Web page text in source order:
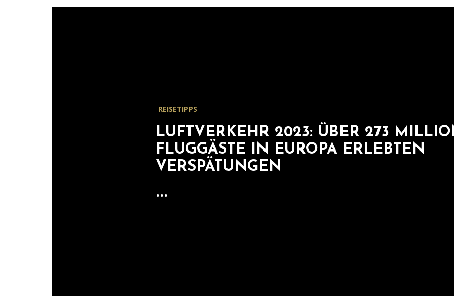
REISETIPPS
LUFTVERKEHR 2023: ÜBER 273
FLUGGÄSTE IN EUROPA ERLEBTEN
VERSPÄTUNGEN